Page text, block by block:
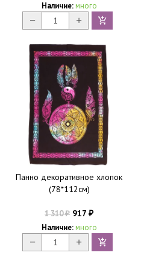
Наличие: много
Панно декоративное хлопок
(78*112см)
1 310₽ 917 ₽
Наличие: много